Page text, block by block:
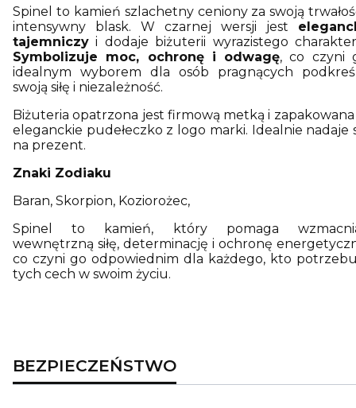
Spinel to kamień szlachetny ceniony za swoją
intensywny blask. W czarnej wersji jest
tajemniczy i dodaje biżuterii wyrazistego
Symbolizuje moc, ochronę i odwagę, co czyni
idealnym wyborem dla osób pragnących
swoją siłę i niezależność.
Biżuteria opatrzona jest firmową metką i
eleganckie pudełeczko z logo marki. Idealnie nadaje
na prezent.
Znaki Zodiaku
Baran, Skorpion, Koziorożec,
Spinel to kamień, który pomaga
wewnętrzną siłę, determinację i ochronę
co czyni go odpowiednim dla każdego, kto
tych cech w swoim życiu.
BEZPIECZEŃSTWO